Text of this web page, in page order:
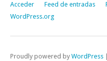
Acceder Feed de entradas
WordPress.org
Proudly powered by WordPress